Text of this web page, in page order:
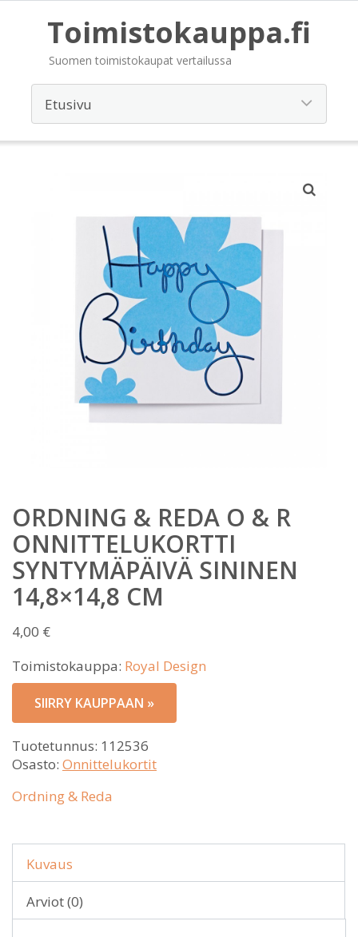
Toimistokauppa.fi
Suomen toimistokaupat vertailussa
ORDNING & REDA O & R
ONNITTELUKORTTI
SYNTYMÄPÄIVÄ SININEN
14,8×14,8 CM
4,00 €
Toimistokauppa: Royal Design
SIIRRY KAUPPAAN »
Tuotetunnus: 112536
Osasto: Onnittelukortit
Ordning & Reda
Kuvaus
Arviot (0)